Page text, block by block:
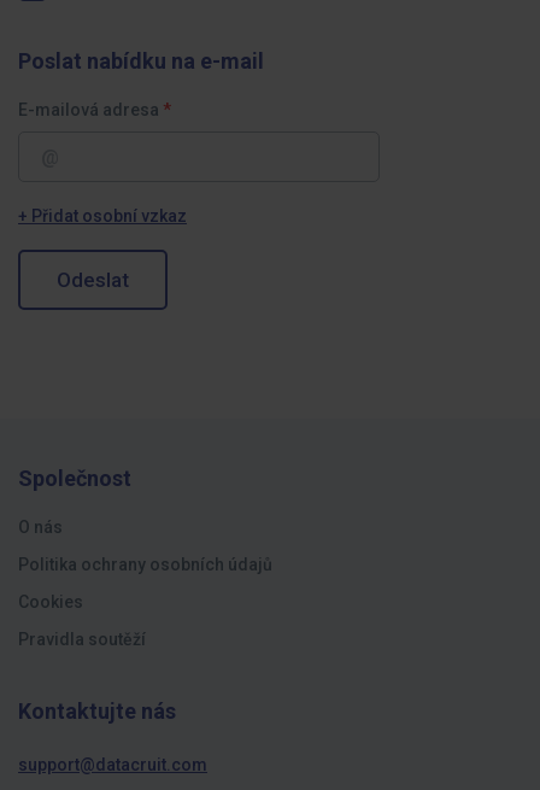
Poslat nabídku na e-mail
E-mailová adresa
+ Přidat osobní vzkaz
Odeslat
Společnost
O nás
Politika ochrany osobních údajů
Cookies
Pravidla soutěží
Kontaktujte nás
support@datacruit.com